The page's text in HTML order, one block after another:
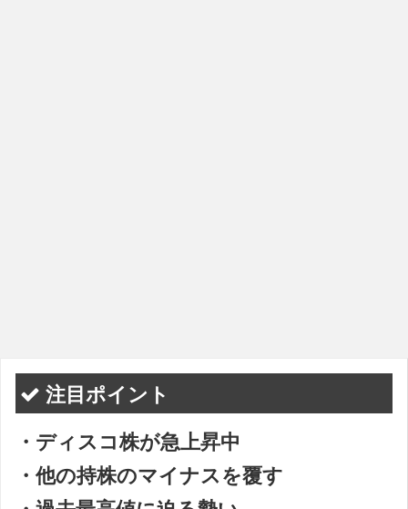
注目ポイント
・ディスコ株が急上昇中
・他の持株のマイナスを覆す